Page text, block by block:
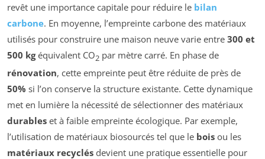
revêt une importance capitale pour réduire le bilan
carbone. En moyenne, l’empreinte carbone des matériaux
utilisés pour construire une maison neuve varie entre 300 et
500 kgéquivalent CO2 par mètre carré. En phase de
rénovation, cette empreinte peut être réduite de près de
50% si l’on conserve la structure existante. Cette dynamique
met en lumière la nécessité de sélectionner des matériaux
durables et à faible empreinte écologique. Par exemple,
l’utilisation de matériaux biosourcés tel que le bois ou les
matériaux recyclés devient une pratique essentielle pour